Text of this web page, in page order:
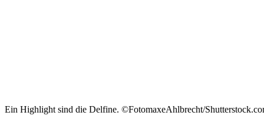
Ein Highlight sind die Delfine. ©FotomaxeAhlbrecht/